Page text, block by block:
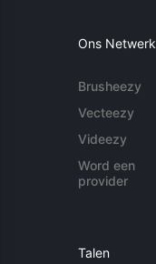
Ons Netwerk
Brusheezy
Vecteezy
Videezy
Word een
provider
Talen